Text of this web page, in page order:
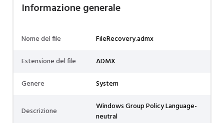
Informazione generale
Nome del file
FileRecovery.admx
Estensione del file
ADMX
Genere
System
Descrizione
Windows Group Policy Language-
neutral